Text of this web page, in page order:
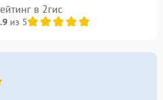
в 2гис
из 5